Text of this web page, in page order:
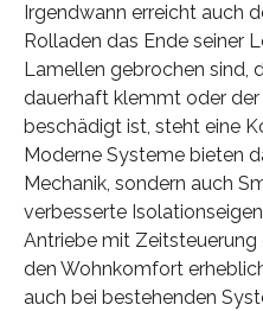
Irgendwann erreicht auch
Rolladen das Ende seiner
Lamellen gebrochen sind,
dauerhaft klemmt oder
beschädigt ist, steht eine
Moderne Systeme bieten
Mechanik, sondern auch
verbesserte
Antriebe mit
den Wohnkomfort
auch bei bestehenden